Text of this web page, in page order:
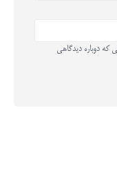
که دوباره دیدگاهی